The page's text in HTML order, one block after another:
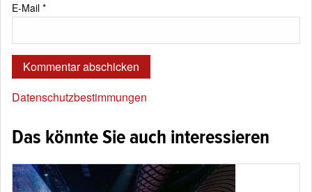
E-Mail *
Datenschutzbestimmungen
Das könnte Sie auch interessieren